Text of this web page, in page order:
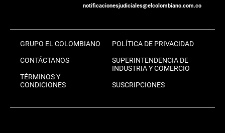
notificacionesjudiciales@elcolombiano.com.co
GRUPO EL COLOMBIANO
CONTÁCTANOS
TÉRMINOS Y
CONDICIONES
POLÍTICA DE PRIVACIDAD
SUPERINTENDENCIA DE
INDUSTRIA Y COMERCIO
SUSCRIPCIONES